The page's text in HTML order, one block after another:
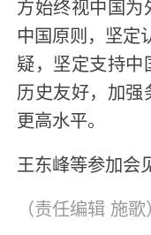
方始终视中国
中国原则，坚定
疑，坚定支持
历史友好，加
更高水平。
王东峰等参加会
（责任编辑 施歌）